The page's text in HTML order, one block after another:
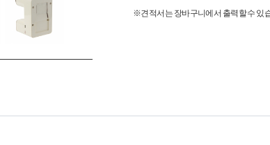
※견적서는 장바구니에서 출력할 수 있